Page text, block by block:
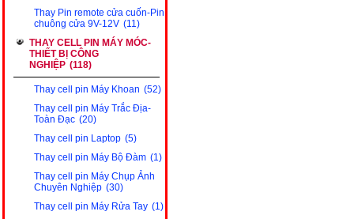
Thay Pin remote cửa cuốn-Pin
chuông cửa 9V-12V (11)
THAY CELL PIN MÁY MÓC-
THIẾT BỊ CÔNG
NGHIỆP (118)
Thay cell pin Máy Khoan (52)
Thay cell pin Máy Trắc Địa-
Toàn Đạc (20)
Thay cell pin Laptop (5)
Thay cell pin Máy Bộ Đàm (1)
Thay cell pin Máy Chụp Ảnh
Chuyên Nghiệp (30)
Thay cell pin Máy Rửa Tay (1)